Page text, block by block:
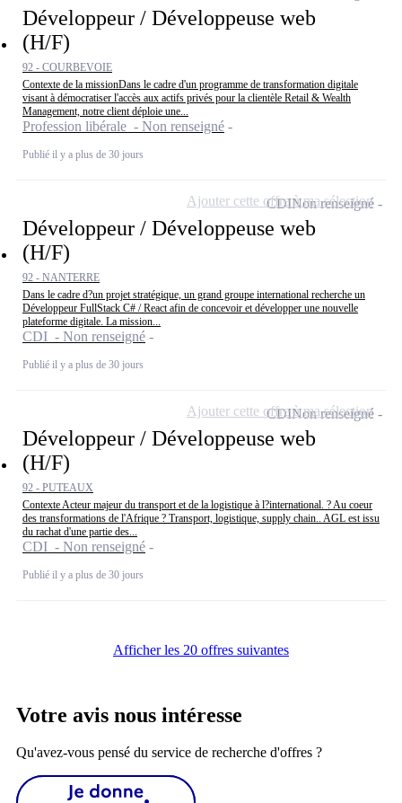
Développeur / Développeuse web
(H/F)
92 - COURBEVOIE
Contexte de la missionDans le cadre d'un programme de transformation digitale
visant à démocratiser l'accès aux actifs privés pour la clientèle Retail & Wealth
Management, notre client déploie une...
Profession libérale - Non renseigné
Publié il y a plus de 30 jours
Développeur / Développeuse web
(H/F)
92 - NANTERRE
Dans le cadre d?un projet stratégique, un grand groupe international recherche un
Développeur FullStack C# / React afin de concevoir et développer une nouvelle
plateforme digitale. La mission...
CDI - Non renseigné
Publié il y a plus de 30 jours
CDINon renseigné
Ajouter cette offre à ma sélection
Développeur / Développeuse web
(H/F)
92 - PUTEAUX
Contexte Acteur majeur du transport et de la logistique à l?international. ? Au coeur
des transformations de l'Afrique ? Transport, logistique, supply chain.. AGL est issu
du rachat d'une partie des...
CDI - Non renseigné
Publié il y a plus de 30 jours
CDINon renseigné
Ajouter cette offre à ma sélection
Afficher les 20 offres suivantes
Votre avis nous intéresse
Qu'avez-vous pensé du service de recherche d'offres ?